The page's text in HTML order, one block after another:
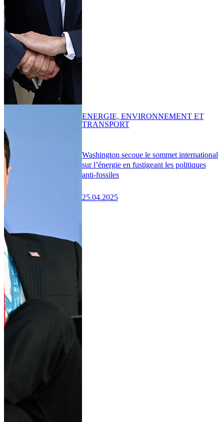
Washington secoue le sommet international
sur l’énergie en fustigeant les politiques
anti-fossiles
25.04.2025
ENERGIE, ENVIRONNEMENT ET
TRANSPORT